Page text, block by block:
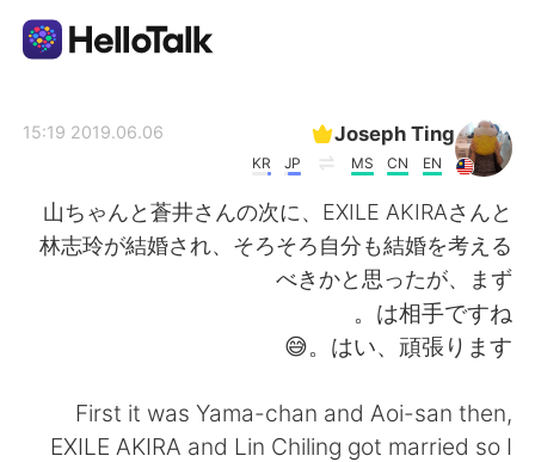
العربية
简体中文
繁體中文 Español
Joseph Ting
EN
CN
MS
JP
KR
2019.06.06 15:19
山ちゃんと蒼井さんの次に、EXILE AKIRAさんと
林志玲が結婚され、そろそろ自分も結婚を考える
べきかと思ったが、まず
は相手ですね。
はい、頑張ります。😅
First it was Yama-chan and Aoi-san then,
EXILE AKIRA and Lin Chiling got married so I